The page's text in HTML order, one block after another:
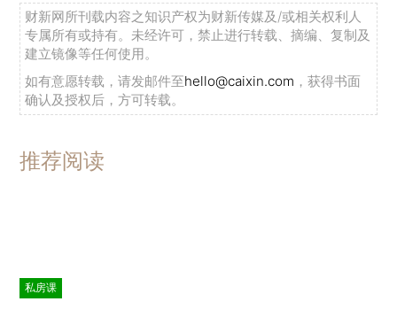
财新网所刊载内容之知识产权为财新传媒及/或相关权利人
专属所有或持有。未经许可，禁止进行转载、摘编、复制及
建立镜像等任何使用。
如有意愿转载，请发邮件至hello@caixin.com ，获得书面
确认及授权后，方可转载。
推荐阅读
私房课